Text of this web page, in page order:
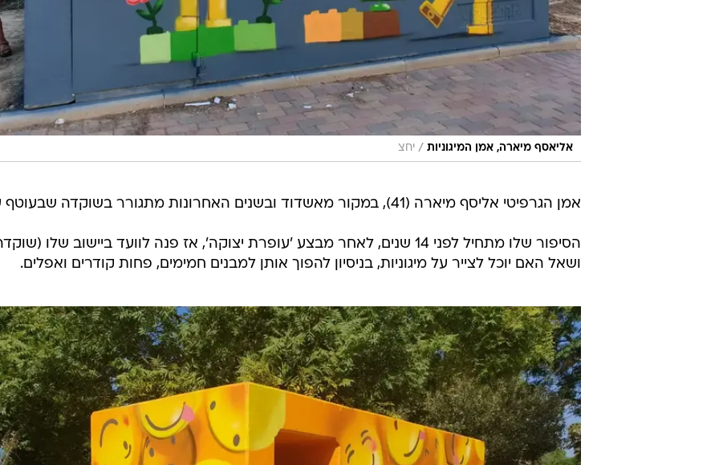
אליאסף מיארה, אמן המיגוניות / יחצ
אמן הגרפיטי אליסף מיארה (41), במקור מאשדוד ובשנים האחרונות מתגורר בשוקדה שבעוטף עזה.
הסיפור שלו מתחיל לפני 14 שנים, לאחר מבצע 'עופרת יצוקה', אז פנה לוועד ביישוב שלו
ושאל האם יוכל לצייר על מיגוניות, בניסיון להפוך אותן למבנים חמימים, פחות קודרים ואפלים.